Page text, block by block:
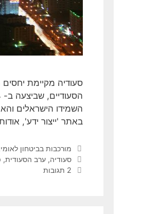
סעודיה מקיימת
השמידו הישראלים
באתר 'ייצור ידע',
קטגוריות
מורכבות בביטחון לאומי
תגיות
סעודיה, ערב הסעודית,
2 תגובות